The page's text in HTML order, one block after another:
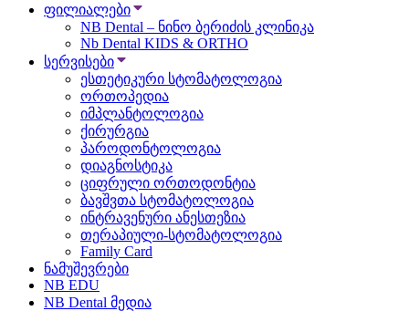
ფილიალები
NB Dental – ნინო ბერიძის კლინიკა
Nb Dental KIDS & ORTHO
სერვისები
ესთეტიკური სტომატოლოგია
ორთოპედია
იმპლანტოლოგია
ქირურგია
პაროდონტოლოგია
დიაგნოსტიკა
ციფრული ორთოდონტია
ბავშვთა სტომატოლოგია
ინტრავენური ანესთეზია
თერაპიული-სტომატოლოგია
Family Card
ნამუშევრები
NB EDU
NB Dental მედია